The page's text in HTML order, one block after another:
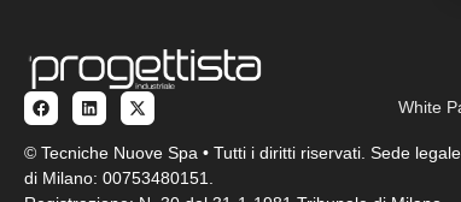
White
© Tecniche Nuove Spa • Tutti i diritti riservati. Sede
di Milano: 00753480151.